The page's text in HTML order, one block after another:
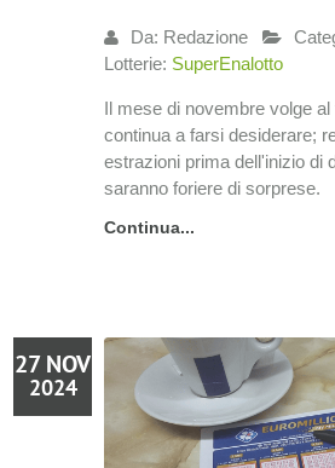
Da: Redazione
Lotterie: SuperEnalotto
Il mese di novembre volge
continua a farsi desiderare;
estrazioni prima dell'inizio di
saranno foriere di sorprese.
Continua...
27 NOV
2024